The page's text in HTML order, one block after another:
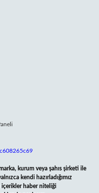
kurum veya şahıs şirketi ile
kendi hazırladığımız
içerikler haber niteliği